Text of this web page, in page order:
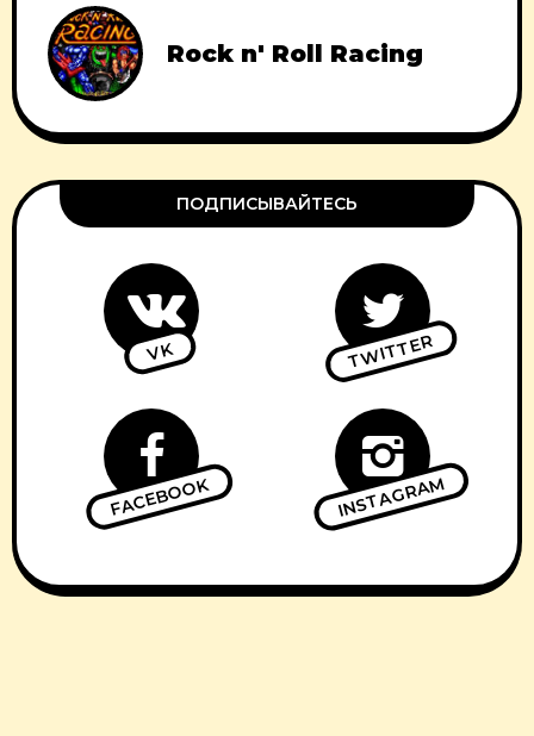
Rock n' Roll Racing
ПОДПИСЫВАЙТЕСЬ
VK TWITTER
FACEBOOK INSTAGRAM